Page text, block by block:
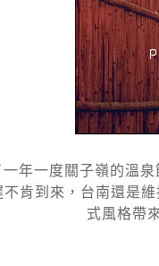
一年一度關子嶺的溫
不肯到來，台南還是
式風格帶